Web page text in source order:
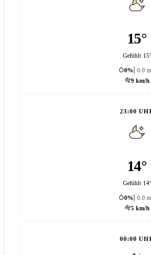
15°
Gefühlt 15°
0%
0.0
9 km/h
23:00
14°
Gefühlt 14°
0%
0.0
5 km/h
00:00